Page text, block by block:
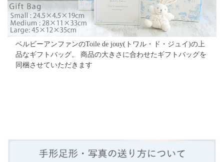
ベルビーアンファンのToile de jouy(トワル・ド・ジュイ)の上
品なギフトバッグ。
商品の大きさに合わせたギフトバッグを
同梱させていただきます